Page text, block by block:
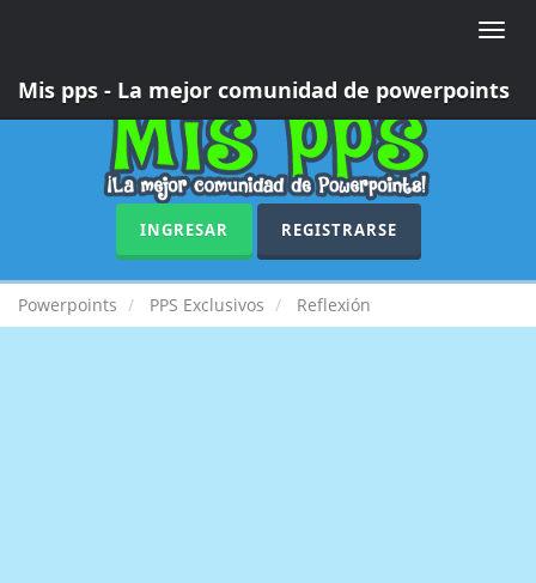
Toggle
Mis pps - La mejor comunidad de powerpoints
INGRESAR REGISTRARSE
Powerpoints PPS Exclusivos Reflexión